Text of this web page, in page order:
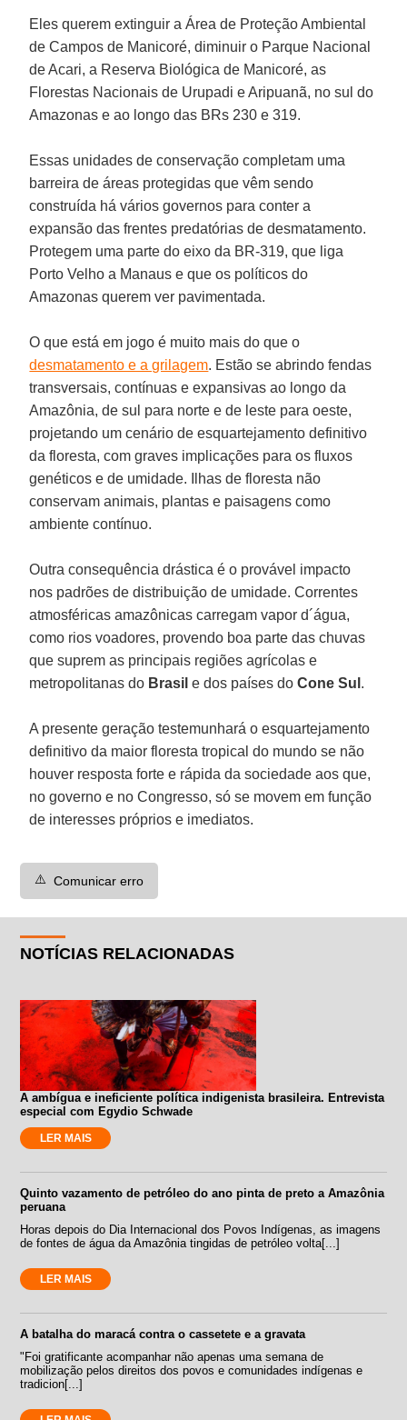
Eles querem extinguir a Área de Proteção Ambiental
de Campos de Manicoré, diminuir o Parque Nacional
de Acari, a Reserva Biológica de Manicoré, as
Florestas Nacionais de Urupadi e Aripuanã, no sul do
Amazonas e ao longo das BRs 230 e 319.
Essas unidades de conservação completam uma
barreira de áreas protegidas que vêm sendo
construída há vários governos para conter a
expansão das frentes predatórias de desmatamento.
Protegem uma parte do eixo da BR-319, que liga
Porto Velho a Manaus e que os políticos do
Amazonas querem ver pavimentada.
O que está em jogo é muito mais do que o
desmatamento e a grilagem. Estão se abrindo fendas
transversais, contínuas e expansivas ao longo da
Amazônia, de sul para norte e de leste para oeste,
projetando um cenário de esquartejamento definitivo
da floresta, com graves implicações para os fluxos
genéticos e de umidade. Ilhas de floresta não
conservam animais, plantas e paisagens como
ambiente contínuo.
Outra consequência drástica é o provável impacto
nos padrões de distribuição de umidade. Correntes
atmosféricas amazônicas carregam vapor d´água,
como rios voadores, provendo boa parte das chuvas
que suprem as principais regiões agrícolas e
metropolitanas do Brasil e dos países doCone Sul .
A presente geração testemunhará o esquartejamento
definitivo da maior floresta tropical do mundo se não
houver resposta forte e rápida da sociedade aos que,
no governo e no Congresso, só se movem em função
de interesses próprios e imediatos.
⚠️ Comunicar erro
NOTÍCIAS RELACIONADAS
A ambígua e ineficiente política indigenista brasileira. Entrevista
especial com Egydio Schwade
LER MAIS
Quinto vazamento de petróleo do ano pinta de preto a Amazônia
peruana
Horas depois do Dia Internacional dos Povos Indígenas, as imagens
de fontes de água da Amazônia tingidas de petróleo volta[...]
LER MAIS
A batalha do maracá contra o cassetete e a gravata
"Foi gratificante acompanhar não apenas uma semana de
mobilização pelos direitos dos povos e comunidades indígenas e
tradicion[...]